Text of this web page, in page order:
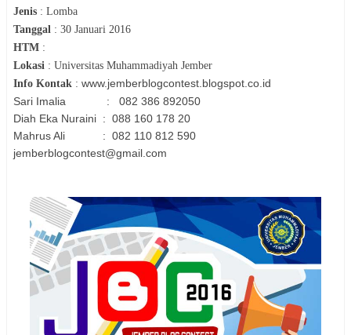
Jenis : Lomba
Tanggal : 30 Januari 2016
HTM :
Lokasi : Universitas Muhammadiyah Jember
Info Kontak : www.jemberblogcontest.blogspot.co.id
Sari Imalia : 082 386 892050
Diah Eka Nuraini : 088 160 178 20
Mahrus Ali : 082 110 812 590
jemberblogcontest@gmail.com